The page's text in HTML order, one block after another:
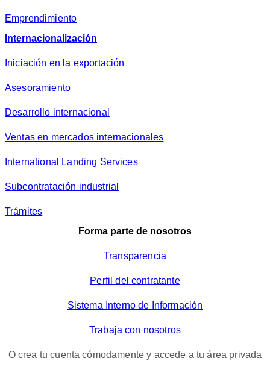
Emprendimiento
Internacionalización
Iniciación en la exportación
Asesoramiento
Desarrollo internacional
Ventas en mercados internacionales
International Landing Services
Subcontratación industrial
Trámites
Forma parte de nosotros
Transparencia
Perfil del contratante
Sistema Interno de Información
Trabaja con nosotros
O crea tu cuenta cómodamente y accede a tu área privada